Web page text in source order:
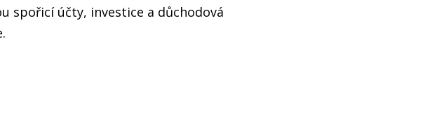
spořicí účty, investice a důchodová